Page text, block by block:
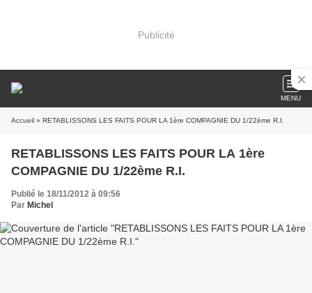
Publicité
MENU
Accueil » RETABLISSONS LES FAITS POUR LA 1ère COMPAGNIE DU 1/22ème R.I.
RETABLISSONS LES FAITS POUR LA 1ère
COMPAGNIE DU 1/22ème R.I.
Publié le 18/11/2012 à 09:56
Par Michel